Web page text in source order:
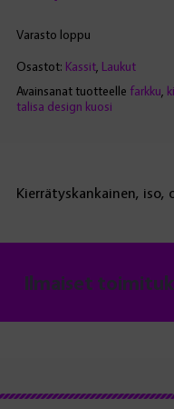
Varasto loppu
Osastot: Kassit, Laukut
Avainsanat tuotteelle farkku
talisa design kuosi
Kierrätyskankainen, iso,
Ilmaiset